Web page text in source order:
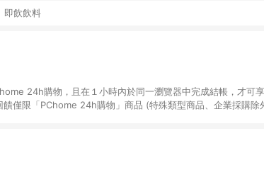
即飲飲料
24h購物，且在１小時內於同一瀏覽器中完成結帳，才可
僅限「PChome 24h購物」商品 (特殊類型商品、企業採購除
分指定商品 - 下載軟體、奶粉/副食品、電腦軟體、InComm儲